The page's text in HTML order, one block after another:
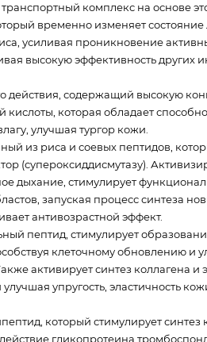
транспортный комплекс на основе
временно изменяет
усиливая проникновение
высокую эффективность других
действия, содержащий высокую
которая обладает
улучшая тургор кожи.
из риса и соевых пептидов,
(супероксиддисмутазу).
дыхание, стимулирует
запуская процесс синтеза
антивозрастной эффект.
пептид, стимулирует
клеточному обновлению и
активирует синтез коллагена и
упругость, эластичность
который стимулирует синтез
гликопротеина